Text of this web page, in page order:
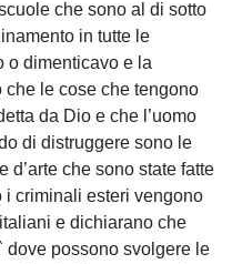
che sono al di sotto
in tutte le
o dimenticavo e la
le cose che tengono
da Dio e che l’uomo
di distruggere sono le
d’arte che sono state fatte
i criminali esteri vengono
e dichiarano che
dove possono svolgere le